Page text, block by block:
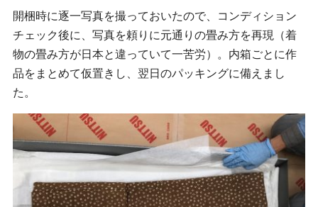
開梱時に逐一写真を撮っておいたので、コンディション
チェック後に、写真を頼りに元通りの畳み方を再現（着
物の畳み方が日本と違っていて一苦労）。内箱ごとに作
品をまとめて仮置きし、翌日のパッキングに備えまし
た。